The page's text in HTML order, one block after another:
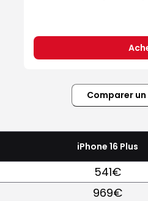
Comparer
iPhone 16 Plus
541€
969€